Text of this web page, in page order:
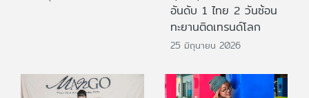
อันดับ 1 ไทย 2 วันซ้อน
ทะยานติดเทรนด์โลก
25 มิถุนายน 2026